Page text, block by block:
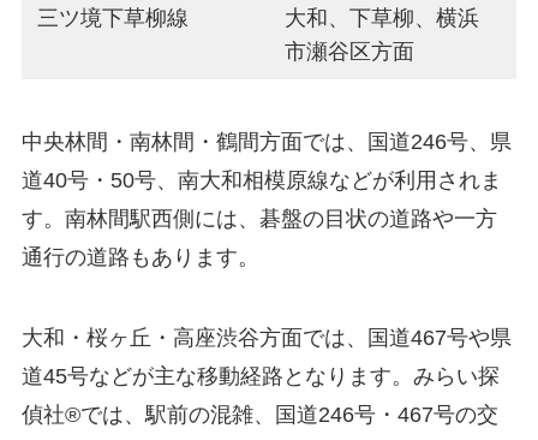
三ツ境下草柳線
大和、下草柳、横浜
市瀬谷区方面
中央林間・南林間・鶴間方面では、国道246号、県
道40号・50号、南大和相模原線などが利用されま
す。南林間駅西側には、碁盤の目状の道路や一方
通行の道路もあります。
大和・桜ヶ丘・高座渋谷方面では、国道467号や県
道45号などが主な移動経路となります。みらい探
偵社®︎では、駅前の混雑、国道246号・467号の交